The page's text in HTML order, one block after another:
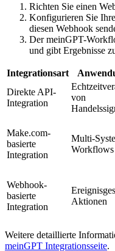
Richten Sie einen
Konfigurieren Sie
diesen Webhook
Der meinGPT-
und gibt Ergebnisse
Integrationsart
Direkte API-
Integration
von
Make.com-
basierte
Integration
Multi-
Workflows
Webhook-
basierte
Integration
Aktionen
Weitere detaillierte
meinGPT Integrationsseite.